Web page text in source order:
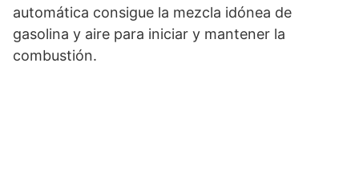
automática consigue la mezcla idónea de
gasolina y aire para iniciar y mantener la
combustión.